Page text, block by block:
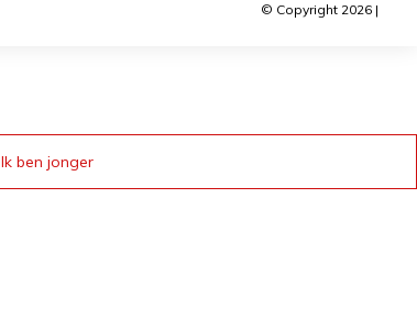
© Copyright 2026 |
Ik ben jonger